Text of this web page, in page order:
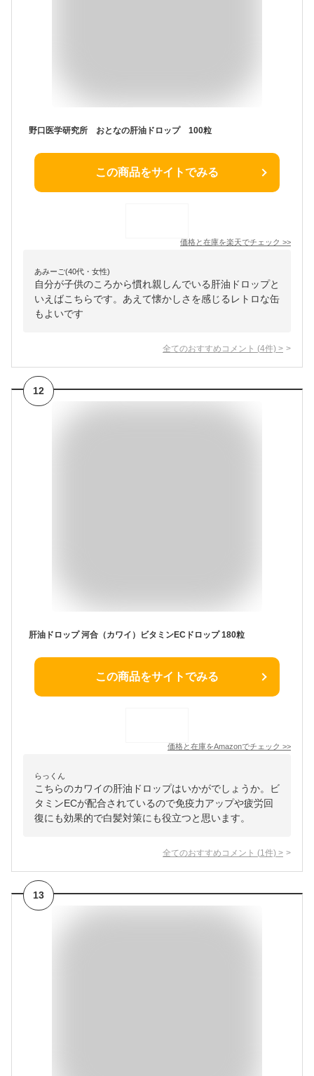
野口医学研究所 おとなの肝油ドロップ 100粒
この商品をサイトでみる
価格と在庫を楽天でチェック >>
あみーご(40代・女性)
自分が子供のころから慣れ親しんでいる肝油ドロップと
いえばこちらです。あえて懐かしさを感じるレトロな缶
もよいです
全てのおすすめコメント (4件) >
12
肝油ドロップ 河合（カワイ）ビタミンECドロップ 180粒
この商品をサイトでみる
価格と在庫をAmazonでチェック >>
らっくん
こちらのカワイの肝油ドロップはいかがでしょうか。ビ
タミンECが配合されているので免疫力アップや疲労回
復にも効果的で白髪対策にも役立つと思います。
全てのおすすめコメント (1 件) >
13